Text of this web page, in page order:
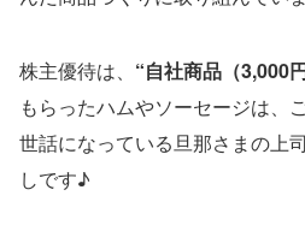
株主優待は、 “自社商品（3,000
もらったハムやソーセージは、
世話になっている旦那さまの上
しです♪